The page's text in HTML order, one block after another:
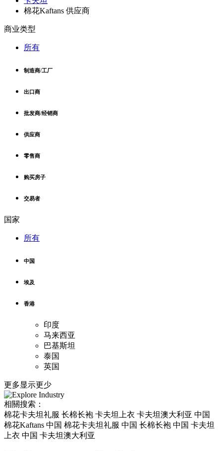
棉花Kaftans 供应商
商业类型
所有
制造商/工厂
出口商
批发商/经销商
供应商
零售商
购买房子
交易者
国家
所有
中国
埃及
香港
印度
马来西亚
巴基斯坦
泰国
英国
更多显示更少
相關搜索：
棉花卡夫坦礼服 长棉长袍 卡夫坦上衣 卡夫坦澳大利亚 中国
棉花Kaftans 中国 棉花卡夫坦礼服 中国 长棉长袍 中国 卡夫坦
上衣 中国 卡夫坦澳大利亚